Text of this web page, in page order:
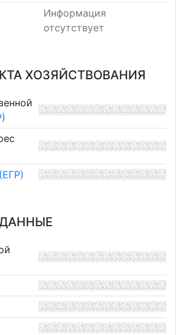
Информация
отсутствует
ХОЗЯЙСТВОВАНИЯ
(ЕГР)